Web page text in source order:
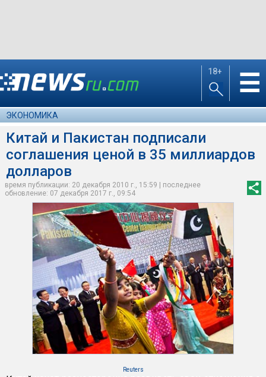
18+ ☰
ЭКОНОМИКА
Китай и Пакистан подписали
соглашения ценой в 35 миллиардов
долларов
время публикации: 20 декабря 2010 г., 15:59 | последнее
обновление: 07 декабря 2017 г., 09:54
Reuters